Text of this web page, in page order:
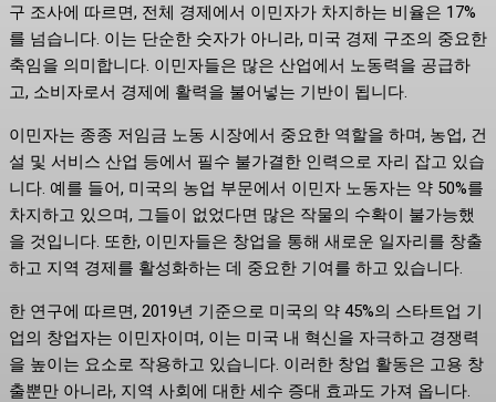
구 조사에 따르면, 전체 경제에서 이민자가 차지하는 비율은 17%
를 넘습니다. 이는 단순한 숫자가 아니라, 미국 경제 구조의 중요한
축임을 의미합니다. 이민자들은 많은 산업에서 노동력을 공급하
고, 소비자로서 경제에 활력을 불어넣는 기반이 됩니다.
이민자는 종종 저임금 노동 시장에서 중요한 역할을 하며, 농업, 건
설 및 서비스 산업 등에서 필수 불가결한 인력으로 자리 잡고 있습
니다. 예를 들어, 미국의 농업 부문에서 이민자 노동자는 약 50%를
차지하고 있으며, 그들이 없었다면 많은 작물의 수확이 불가능했
을 것입니다. 또한, 이민자들은 창업을 통해 새로운 일자리를 창출
하고 지역 경제를 활성화하는 데 중요한 기여를 하고 있습니다.
한 연구에 따르면, 2019년 기준으로 미국의 약 45%의 스타트업 기
업의 창업자는 이민자이며, 이는 미국 내 혁신을 자극하고 경쟁력
을 높이는 요소로 작용하고 있습니다. 이러한 창업 활동은 고용 창
출뿐만 아니라, 지역 사회에 대한 세수 증대 효과도 가져 옵니다.